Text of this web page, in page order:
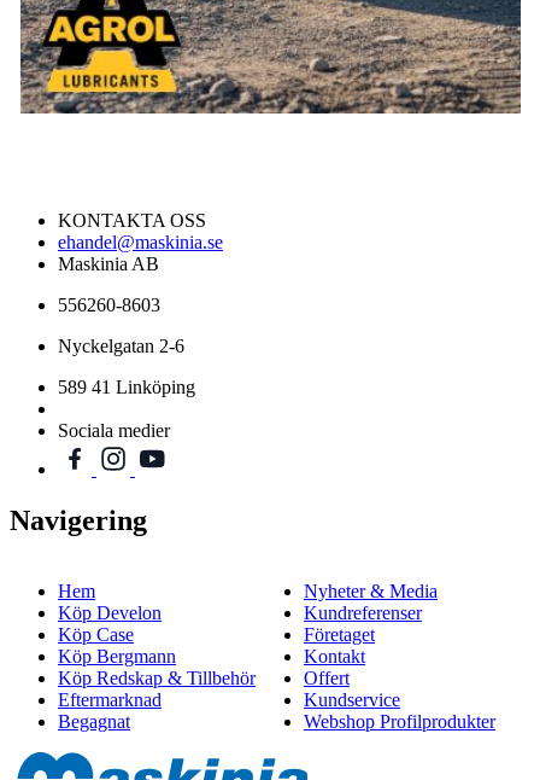
KONTAKTA OSS
ehandel@maskinia.se
Maskinia AB
556260-8603
Nyckelgatan 2-6
589 41 Linköping
Sociala medier
Navigering
Hem
Köp Develon
Köp Case
Köp Bergmann
Köp Redskap & Tillbehör
Eftermarknad
Begagnat
Nyheter & Media
Kundreferenser
Företaget
Kontakt
Offert
Kundservice
Webshop Profilprodukter